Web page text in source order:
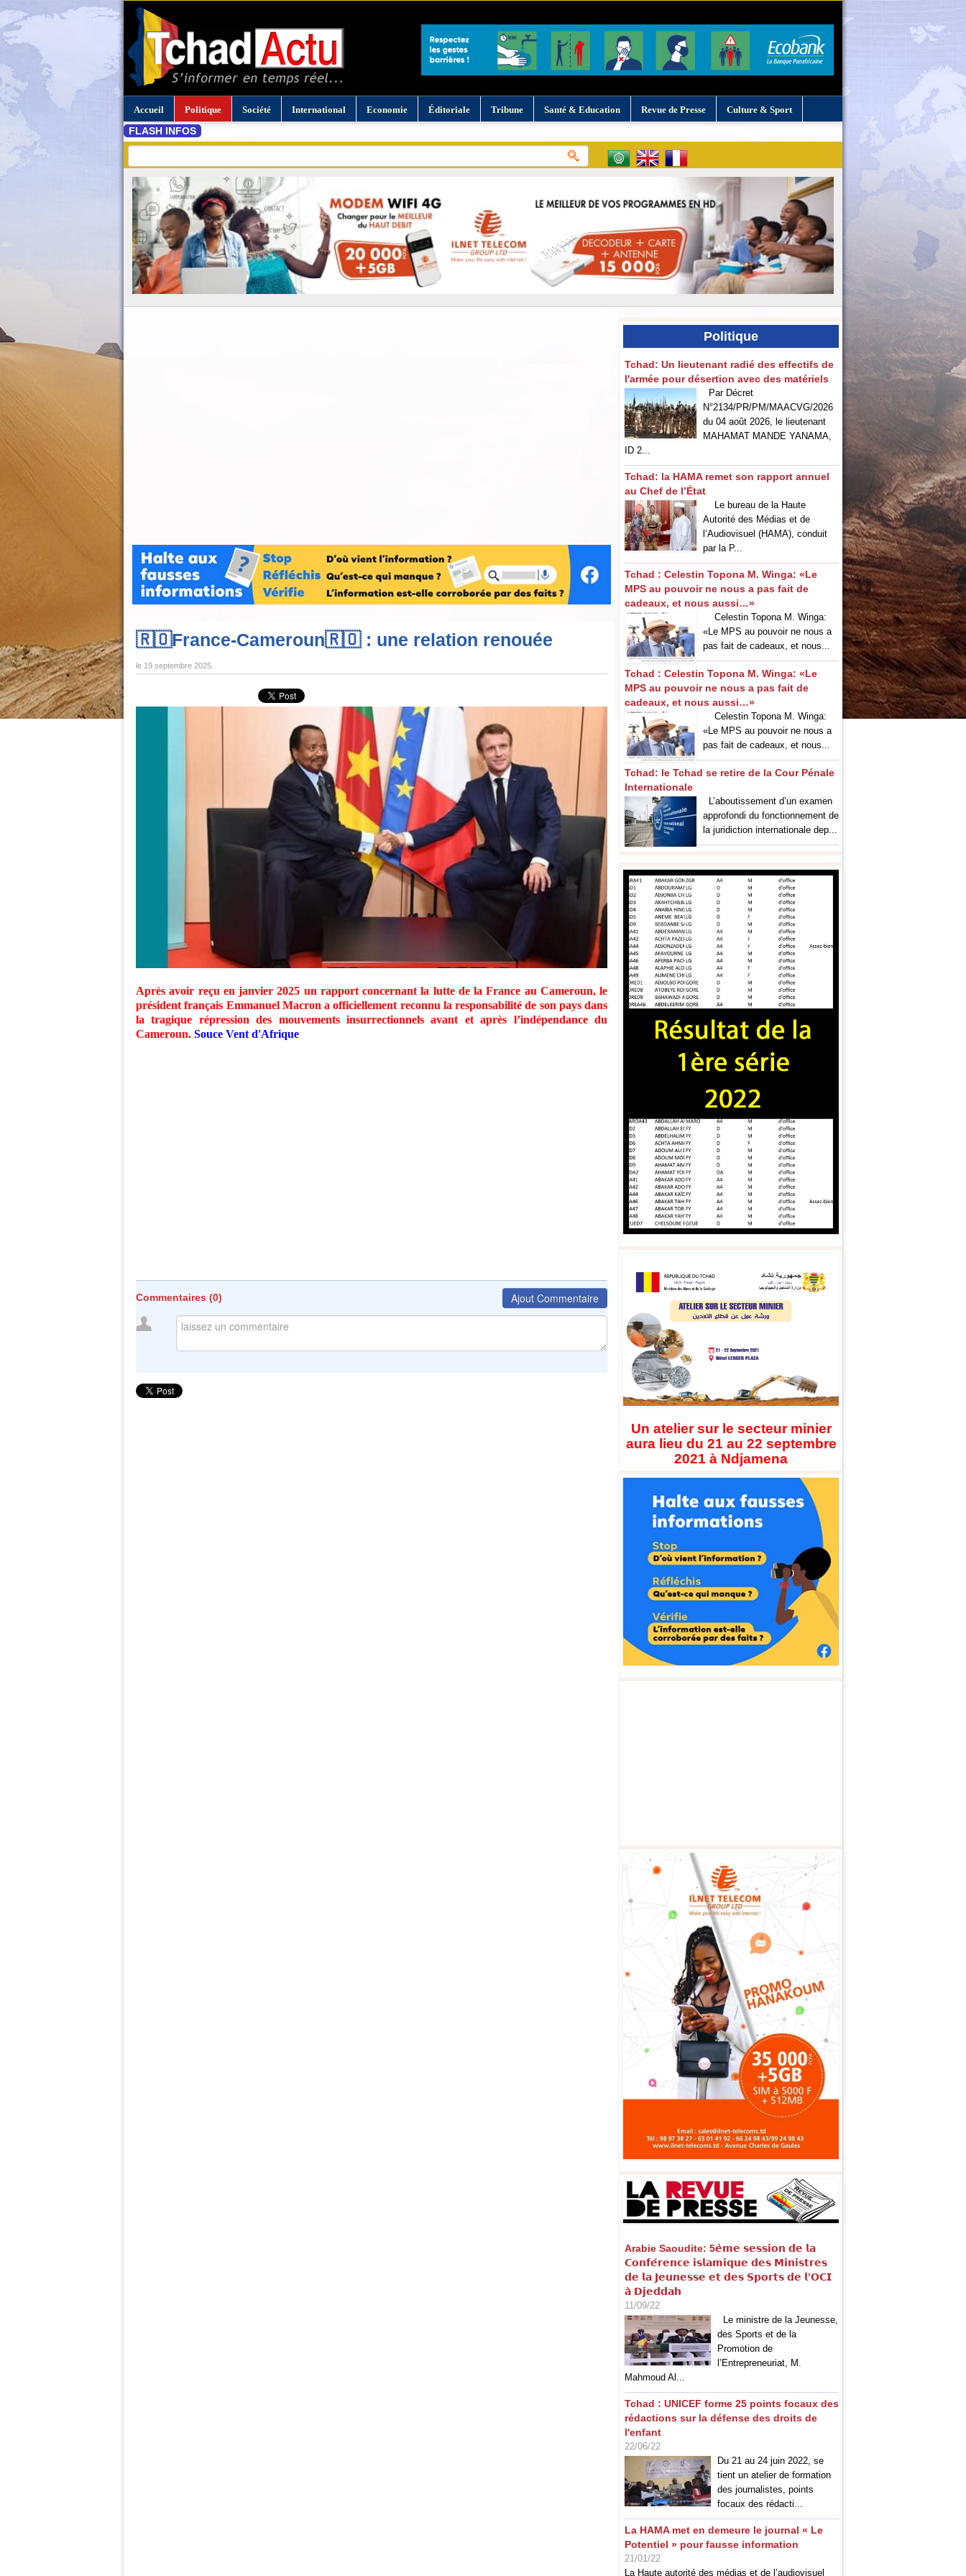
Accueil Politique Société International Economie Éditoriale Tribune Santé & Education Revue de Presse Culture & Sport
FLASH INFOS
🇷🇴France-Cameroun🇷🇴 : une relation renouée
le 19 septembre 2025
Après avoir reçu en janvier 2025 un rapport concernant la lutte de la France au Cameroun, le
président français Emmanuel Macron a officiellement reconnu la responsabilité de son pays dans
la tragique répression des mouvements ​insurrectionnels avant et après l’indépendance​ du
Cameroun. Souce Vent d'Afrique
Commentaires (0) Ajout Commentaire
Politique
Tchad: Un lieutenant radié des effectifs de
l'armée pour désertion avec des matériels
Par Décret
N°2134/PR/PM/MAACVG/2026
du 04 août 2026, le lieutenant
MAHAMAT MANDE YANAMA,
ID 2...
Tchad: la HAMA remet son rapport annuel
au Chef de l’État
Le bureau de la Haute
Autorité des Médias et de
l’Audiovisuel (HAMA), conduit
par la P...
Tchad : Celestin Topona M. Winga: «Le
MPS au pouvoir ne nous a pas fait de
cadeaux, et nous aussi…»
‎Celestin Topona M. Winga:
«Le MPS au pouvoir ne nous a
pas fait de cadeaux, et nous...
Tchad : Celestin Topona M. Winga: «Le
MPS au pouvoir ne nous a pas fait de
cadeaux, et nous aussi…»
‎Celestin Topona M. Winga:
«Le MPS au pouvoir ne nous a
pas fait de cadeaux, et nous...
Tchad: le Tchad se retire de la Cour Pénale
Internationale
L’aboutissement d’un examen
approfondi du fonctionnement de
la juridiction internationale dep...
Un atelier sur le secteur minier
aura lieu du 21 au 22 septembre
2021 à Ndjamena
Arabie Saoudite: 5𝗲̀𝗺𝗲 𝘀𝗲𝘀𝘀𝗶𝗼𝗻 𝗱𝗲 𝗹𝗮
𝗖𝗼𝗻𝗳𝗲́𝗿𝗲𝗻𝗰𝗲 𝗶𝘀𝗹𝗮𝗺𝗶𝗾𝘂𝗲 𝗱𝗲𝘀 𝗠𝗶𝗻𝗶𝘀𝘁𝗿𝗲𝘀
𝗱𝗲 𝗹𝗮 𝗝𝗲𝘂𝗻𝗲𝘀𝘀𝗲 𝗲𝘁 𝗱𝗲𝘀 𝗦𝗽𝗼𝗿𝘁𝘀 𝗱𝗲 𝗹’𝗢𝗖𝗜
𝗮̀ 𝗗𝗷𝗲𝗱𝗱𝗮𝗵
11/09/22
Le ministre de la Jeunesse,
des Sports et de la
Promotion de
l’Entrepreneuriat, M.
Mahmoud Al...
Tchad : UNICEF forme 25 points focaux des
rédactions sur la défense des droits de
l'enfant
22/06/22
Du 21 au 24 juin 2022, se
tient un atelier de formation
des journalistes, points
focaux des rédacti...
La HAMA met en demeure le journal « Le
Potentiel » pour fausse information
21/01/22
La Haute autorité des médias et de l’audiovisuel